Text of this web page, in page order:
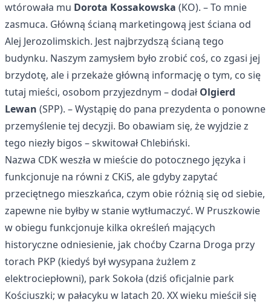
wtórowała mu Dorota Kossakowska (KO). – To mnie
zasmuca. Główną ścianą marketingową jest ściana od
Alej Jerozolimskich. Jest najbrzydszą ścianą tego
budynku. Naszym zamysłem było zrobić coś, co zgasi jej
brzydotę, ale i przekaże główną informację o tym, co się
tutaj mieści, osobom przyjezdnym – dodał Olgierd
Lewan (SPP). – Wystąpię do pana prezydenta o ponowne
przemyślenie tej decyzji. Bo obawiam się, że wyjdzie z
tego niezły bigos – skwitował Chlebiński.
Nazwa CDK weszła w mieście do potocznego języka i
funkcjonuje na równi z CKiS, ale gdyby zapytać
przeciętnego mieszkańca, czym obie różnią się od siebie,
zapewne nie byłby w stanie wytłumaczyć. W Pruszkowie
w obiegu funkcjonuje kilka określeń mających
historyczne odniesienie, jak choćby Czarna Droga przy
torach PKP (kiedyś był wysypana żużlem z
elektrociepłowni), park Sokoła (dziś oficjalnie park
Kościuszki; w pałacyku w latach 20. XX wieku mieścił się